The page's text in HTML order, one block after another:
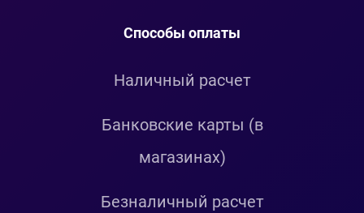
Способы оплаты
Наличный расчет
Банковские карты (в
магазинах)
Безналичный расчет